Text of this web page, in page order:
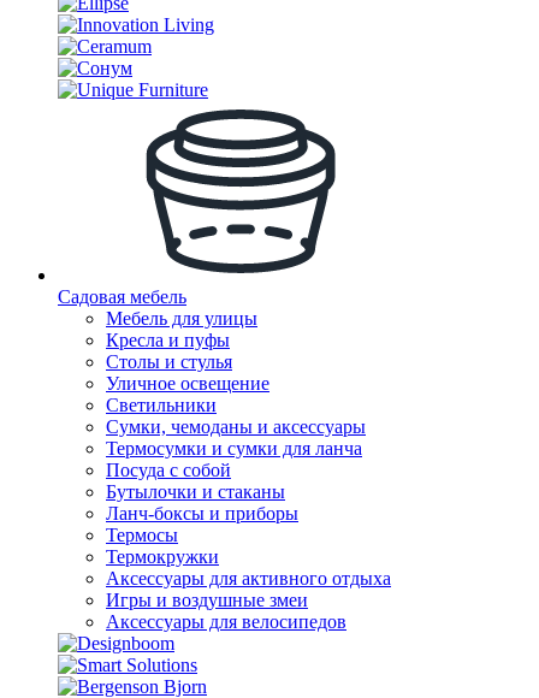
Садовая мебель
Мебель для улицы
Кресла и пуфы
Столы и стулья
Уличное освещение
Светильники
Сумки, чемоданы и аксессуары
Термосумки и сумки для ланча
Посуда с собой
Бутылочки и стаканы
Ланч-боксы и приборы
Термосы
Термокружки
Аксессуары для активного отдыха
Игры и воздушные змеи
Аксессуары для велосипедов